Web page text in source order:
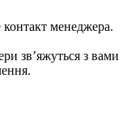
контакт менеджера.
зв’яжуться з вами